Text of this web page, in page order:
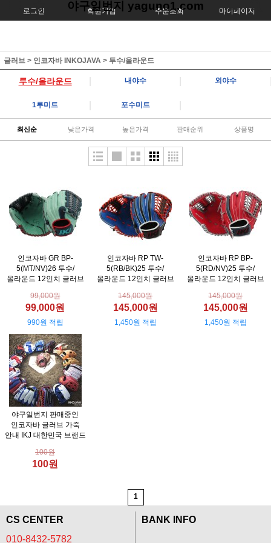
로그인 회원가입 주문조회 마이페이지
야구일번지 yaguno1.com
글러브 > 인코자바 INKOJAVA > 투수/올라운드
투수/올라운드 내야수 외야수
1루미트 포수미트
최신순 낮은가격 높은가격 판매순위 상품명
인코자바 GR BP-
5(MT/NV)26 투수/
올라운드 12인치 글러브
99,000원
99,000원
990원 적립
인코자바 RP TW-
5(RB/BK)25 투수/
올라운드 12인치 글러브
145,000원
145,000원
1,450원 적립
인코자바 RP BP-
5(RD/NV)25 투수/
올라운드 12인치 글러브
145,000원
145,000원
1,450원 적립
야구일번지 판매중인
인코자바 글러브 가죽
안내 IKJ 대한민국 브랜드
100원
100원
1
CS CENTER
010-8432-5782
BANK INFO